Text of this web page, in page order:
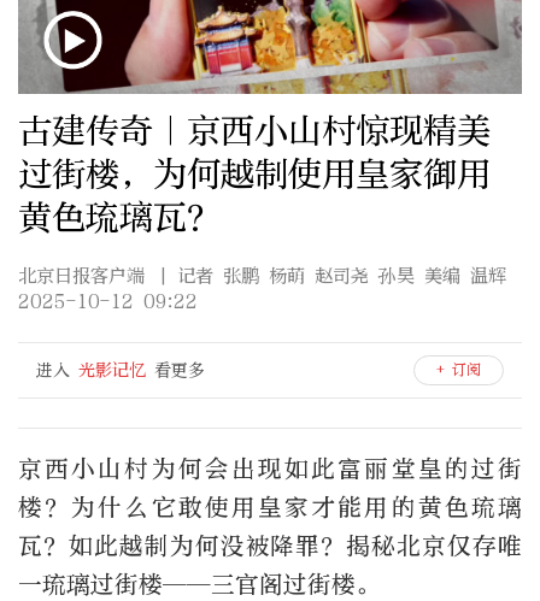
古建传奇｜京西小山村惊现精美
过街楼，为何越制使用皇家御用
黄色琉璃瓦？
北京日报客户端
| 记者 张鹏 杨萌 赵司尧 孙昊 美编 温辉
2025-10-12 09:22
进入 光影记忆 看更多 + 订阅
京西小山村为何会出现如此富丽堂皇的过街
楼？为什么它敢使用皇家才能用的黄色琉璃
瓦？如此越制为何没被降罪？揭秘北京仅存唯
一琉璃过街楼——三官阁过街楼。